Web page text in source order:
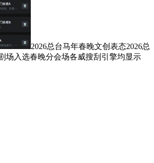
2026总台马年春晚文创表态2026总
场入选春晚分会场各威搜刮引擎均显示